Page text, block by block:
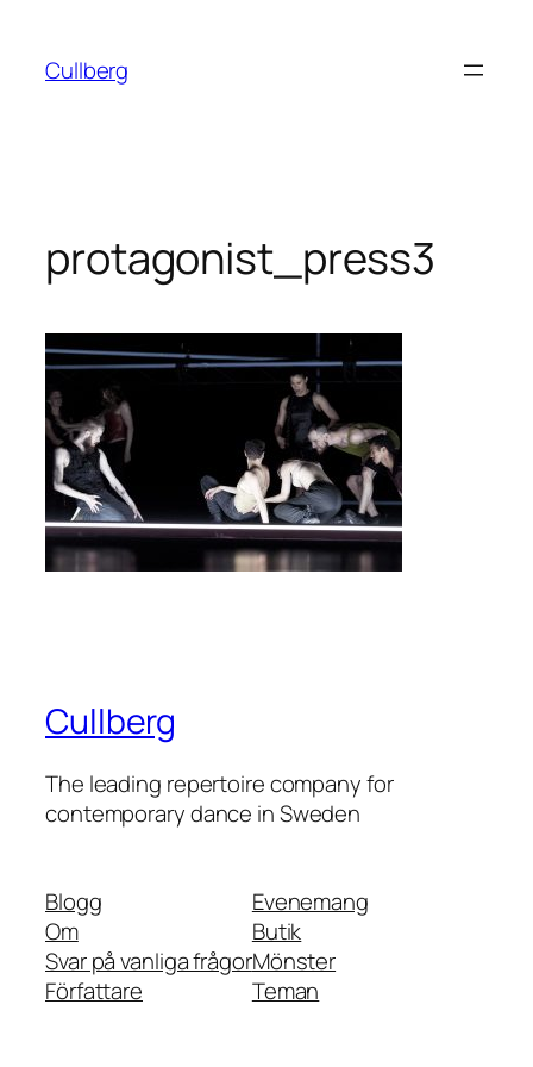
innehåll
Cullberg
protagonist_press3
Cullberg
The leading repertoire company for
contemporary dance in Sweden
Blogg
Om
Svar på vanliga frågor
Författare
Evenemang
Butik
Mönster
Teman